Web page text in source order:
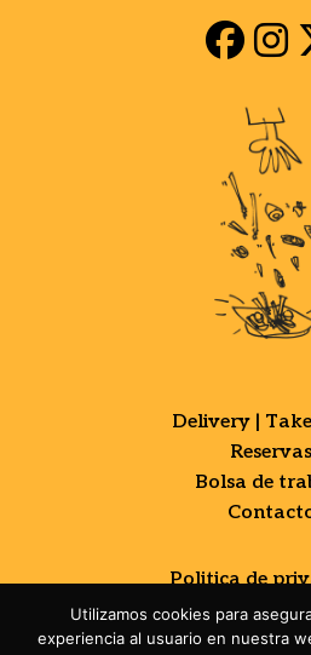
Delivery |
Reservas
Bolsa de
Politica de
Politica de
Utilizamos cookies para
experiencia al usuario en nuestra